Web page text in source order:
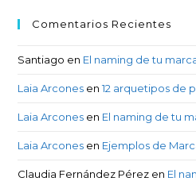
Comentarios Recientes
Santiago en El naming de tu
Laia Arcones en12 arquetipos de
Laia Arcones en El naming de tu
Laia Arcones en Ejemplos de
Claudia Fernández Pérez en El